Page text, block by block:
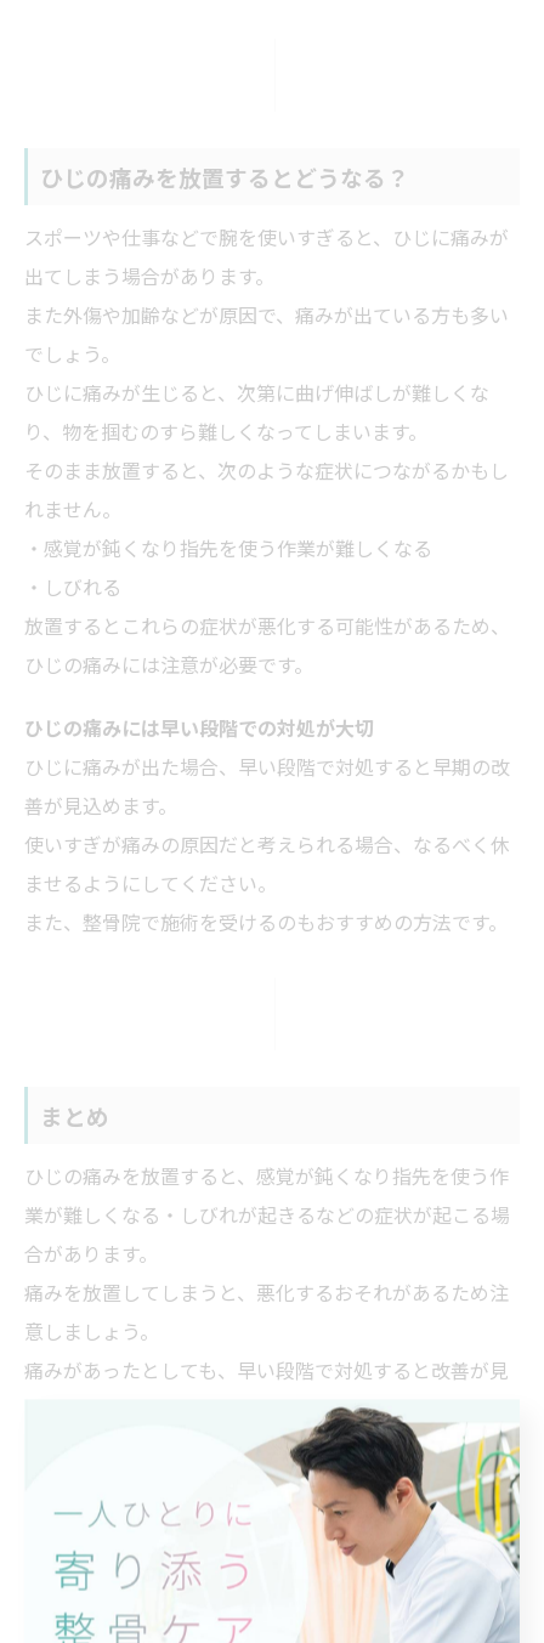
ひじの痛みを放置するとどうなる？
スポーツや仕事などで腕を使いすぎると、ひじに痛みが
出てしまう場合があります。
また外傷や加齢などが原因で、痛みが出ている方も多い
でしょう。
ひじに痛みが生じると、次第に曲げ伸ばしが難しくな
り、物を掴むのすら難しくなってしまいます。
そのまま放置すると、次のような症状につながるかもし
れません。
・感覚が鈍くなり指先を使う作業が難しくなる
・しびれる
放置するとこれらの症状が悪化する可能性があるため、
ひじの痛みには注意が必要です。
ひじの痛みには早い段階での対処が大切
ひじに痛みが出た場合、早い段階で対処すると早期の改
善が見込めます。
使いすぎが痛みの原因だと考えられる場合、なるべく休
ませるようにしてください。
また、整骨院で施術を受けるのもおすすめの方法です。
まとめ
ひじの痛みを放置すると、感覚が鈍くなり指先を使う作
業が難しくなる・しびれが起きるなどの症状が起こる場
合があります。
痛みを放置してしまうと、悪化するおそれがあるため注
意しましょう。
痛みがあったとしても、早い段階で対処すると改善が見
ひじの痛みにつきましては、帯広市の『冨永整骨院』が
ご相談をお伺いしております。
さまざまな療法を組み合わせて一人ひとりに合った施術
を行っておりますので、ぜひご相談ください。